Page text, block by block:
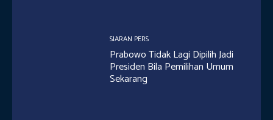
SIARAN PERS
Prabowo Tidak Lagi Dipilih Jadi
Presiden Bila Pemilihan Umum
Sekarang